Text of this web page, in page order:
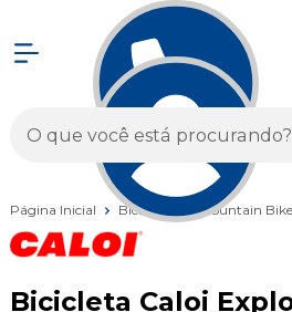
Página Inicial Bicicletas Mountain Bike
Bicicleta Caloi